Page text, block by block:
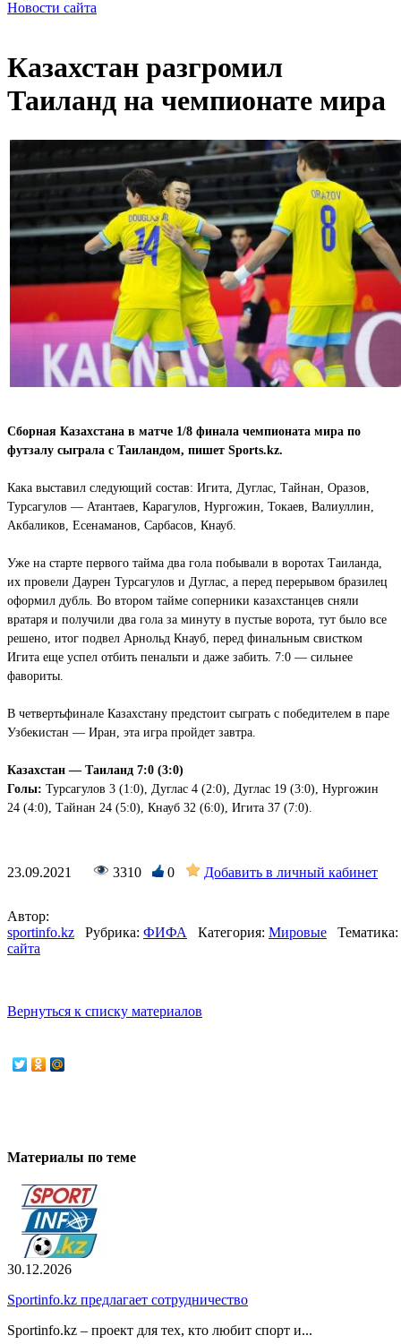
Новости сайта
Казахстан разгромил
Таиланд на чемпионате мира
Сборная Казахстана в матче 1/8 финала чемпионата мира по
футзалу сыграла с Таиландом, пишет Sports.kz.
Кака выставил следующий состав: Игита, Дуглас, Тайнан, Оразов,
Турсагулов — Атантаев, Карагулов, Нургожин, Токаев, Валиуллин,
Акбаликов, Есенаманов, Сарбасов, Кнауб.
Уже на старте первого тайма два гола побывали в воротах Таиланда,
их провели Даурен Турсагулов и Дуглас, а перед перерывом бразилец
оформил дубль. Во втором тайме соперники казахстанцев сняли
вратаря и получили два гола за минуту в пустые ворота, тут было все
решено, итог подвел Арнольд Кнауб, перед финальным свистком
Игита еще успел отбить пенальти и даже забить. 7:0 — сильнее
фавориты.
В четвертьфинале Казахстану предстоит сыграть с победителем в паре
Узбекистан — Иран, эта игра пройдет завтра.
Казахстан — Таиланд 7:0 (3:0)
Голы: Турсагулов 3 (1:0), Дуглас 4 (2:0), Дуглас 19 (3:0), Нургожин
24 (4:0), Тайнан 24 (5:0), Кнауб 32 (6:0), Игита 37 (7:0).
23.09.2021 3310 0 Добавить в личный кабинет
Автор:
sportinfo.kz
Рубрика: ФИФА Категория: Мировые
Тематика:
сайта
Вернуться к списку материалов
Материалы по теме
30.12.2026
Sportinfo.kz предлагает сотрудничество
Sportinfo.kz – проект для тех, кто любит спорт и...